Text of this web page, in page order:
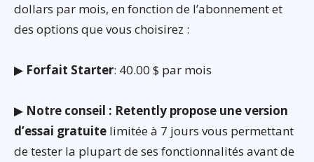
dollars par mois, en fonction de l’abonnement et
des options que vous choisirez :
▶ Forfait Starter: 40.00 $ par mois
▶ Notre conseil : Retently propose une version
d’essai gratuite limitée à 7 jours vous permettant
de tester la plupart de ses fonctionnalités avant de